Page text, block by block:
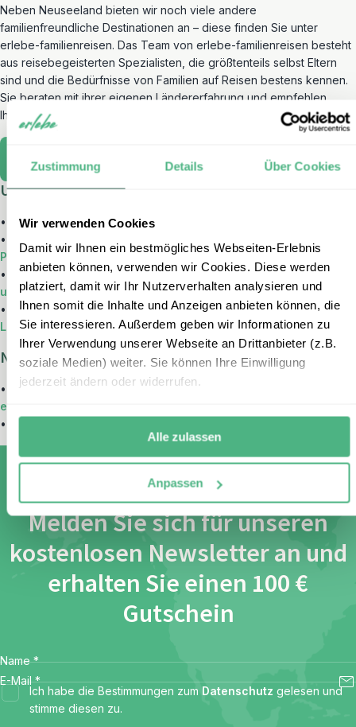
Zustimmung Details Über Cookies
Wir verwenden Cookies
Damit wir Ihnen ein bestmögliches Webseiten-Erlebnis
anbieten können, verwenden wir Cookies. Diese werden
platziert, damit wir Ihr Nutzerverhalten analysieren und
Ihnen somit die Inhalte und Anzeigen anbieten können, die
Sie interessieren. Außerdem geben wir Informationen zu
Ihrer Verwendung unserer Webseite an Drittanbieter (z.B.
soziale Medien) weiter. Sie können Ihre Einwilligung
jederzeit ändern oder widerrufen.
Alle zulassen
Anpassen
Neben Neuseeland bieten wir noch viele andere
familienfreundliche Destinationen an – diese finden Sie unter
erlebe-familienreisen. Das Team von erlebe-familienreisen besteht
aus reisebegeisterten Spezialisten, die größtenteils selbst Eltern
sind und die Bedürfnisse von Familien auf Reisen bestens kennen.
Sie beraten mit ihrer eigenen Ländererfahrung und empfehlen
Ihnen Highlights für Kinder vom Baby bis zum Teenager.
Weitere Familienreisen-Länder
Unsere beliebtesten Rundreisen in Neuseeland:
•
3 Wochen Neuseeland – Vulkane, Gletscher & Fjorde
•
Palmenstränden zu Gletscherseen
•
Rundreise Neuseeland Südinsel – Regenwälder, Bergseen
und weite Strände
•
Gruppenreise Neuseeland – Abenteuerlich unterwegs im
Land der langen weißen Wolke
Neuseeland mit Kindern entdecken:
•
Neuseeland Urlaub – mit Kindern das andere Ende der Welt
erkunden
•
Melden Sie sich für unseren
kostenlosen Newsletter an und
erhalten Sie einen 100 €
Gutschein
Name *
E-Mail *
Ich habe die Bestimmungen zum Datenschutz gelesen und
stimme diesen zu.